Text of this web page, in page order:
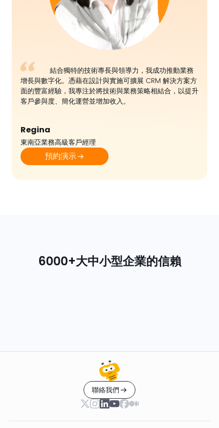
結合獨特的技術專長與領導力，我成功推動業務
增長與數字化。憑藉在設計與實施可擴展 CRM 解決方案方
面的豐富經驗，我專注於將技術與業務策略相結合，以提升
客戶參與度、簡化運營並增加收入。
Regina
東南亞業務高級客戶經理
預約演示
6000+大中小型企業的信賴
聯絡我們